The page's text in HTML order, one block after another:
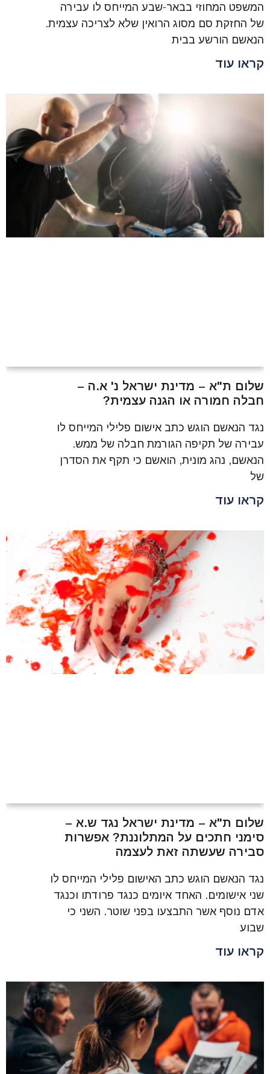
המשפט המחוזי בבאר-שבע המייחס לו עבירה
של החזקת סם מסוג הרואין שלא לצריכה עצמית.
הנאשם הורשע בבית
קראו עוד
שלום ת"א – מדינת ישראל נ' א.ה –
חבלה חמורה או הגנה עצמית?
נגד הנאשם הוגש כתב אישום פלילי המייחס לו
עבירה של תקיפה הגורמת חבלה של ממש.
הנאשם, נהג מונית, הואשם כי תקף את הסדרן
של
קראו עוד
שלום ת"א – מדינת ישראל נגד ש.א –
סימני חתכים על המתלוננת? אפשרות
סבירה שעשתה זאת לעצמה
נגד הנאשם הוגש כתב האישום פלילי המייחס לו
שני אישומים. האחד איומים כנגד פרודתו וכנגד
אדם נוסף אשר התבצעו בפני שוטר. השני כי
שבוע
קראו עוד